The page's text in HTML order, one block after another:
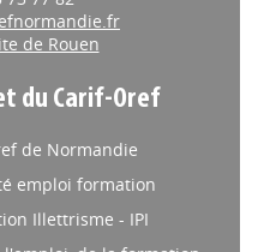
73 77 82
de Rouen
du Carif-Oref
emploi formation